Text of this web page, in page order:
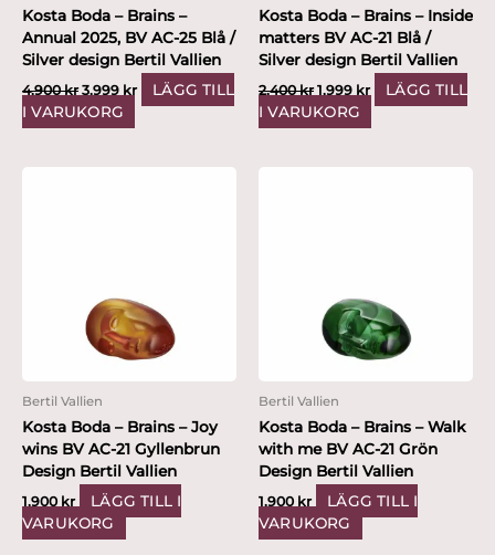
Kosta Boda – Brains –
Annual 2025, BV AC-25 Blå /
Silver design Bertil Vallien
4,900kr 3,999 kr
LÄGG TILL
I VARUKORG
Kosta Boda – Brains – Inside
matters BV AC-21 Blå /
Silver design Bertil Vallien
2,400kr 1,999 kr
LÄGG TILL
I VARUKORG
Bertil Vallien
Kosta Boda – Brains – Joy
wins BV AC-21 Gyllenbrun
Design Bertil Vallien
1,900 kr
LÄGG TILL I
VARUKORG
Bertil Vallien
Kosta Boda – Brains – Walk
with me BV AC-21 Grön
Design Bertil Vallien
1,900 kr
LÄGG TILL I
VARUKORG